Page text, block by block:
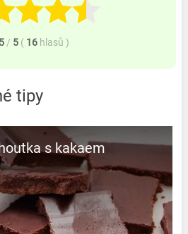
/ 5 ( 16 hlasů )
tipy
s kakaem